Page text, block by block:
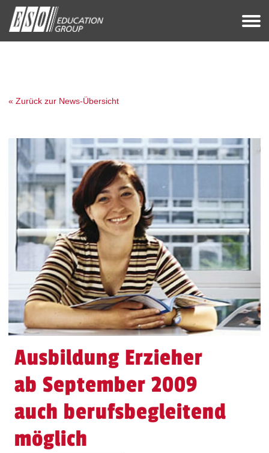
« Zurück zur News-Übersicht
Ausbildung Erzieher
ab September 2009
auch berufsbegleitend
möglich